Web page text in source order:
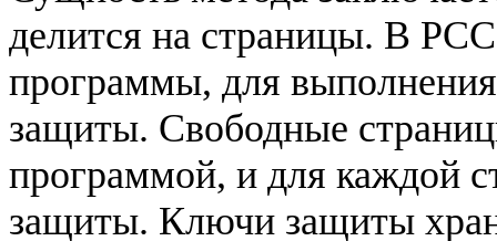
делится на страницы. В
программы, для
защиты. Свободные
программой, и для каждой
защиты. Ключи защиты